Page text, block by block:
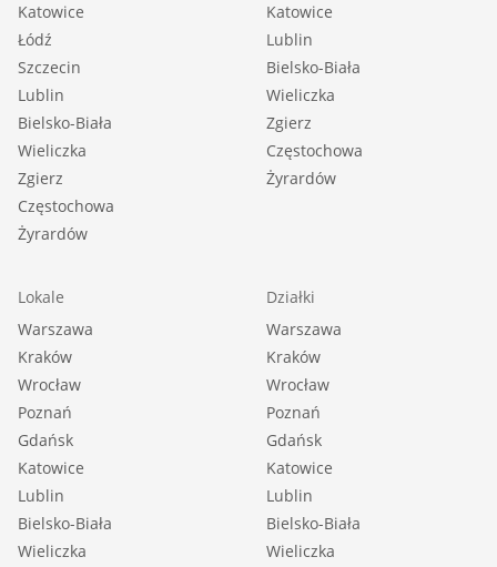
Katowice
Łódź
Szczecin
Lublin
Bielsko-Biała
Wieliczka
Zgierz
Częstochowa
Żyrardów
Katowice
Lublin
Bielsko-Biała
Wieliczka
Zgierz
Częstochowa
Żyrardów
Lokale
Warszawa
Kraków
Wrocław
Poznań
Gdańsk
Katowice
Lublin
Bielsko-Biała
Wieliczka
Działki
Warszawa
Kraków
Wrocław
Poznań
Gdańsk
Katowice
Lublin
Bielsko-Biała
Wieliczka